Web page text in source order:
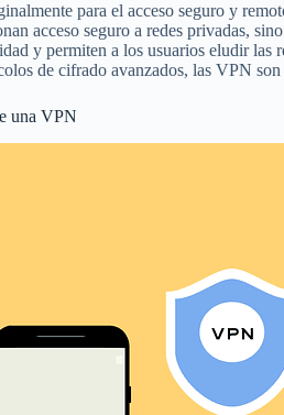
para el acceso seguro y
acceso seguro a redes privadas,
y permiten a los usuarios eludir las
de cifrado avanzados, las VPN
una VPN